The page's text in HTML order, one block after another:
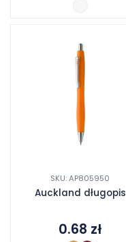
SKU: AP805950
Auckland długopis
0.68 zł